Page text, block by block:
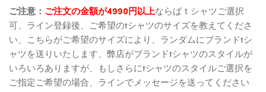
ご注意： ご注文の金額が4990円以上ならばｔシャツご選択
可、ライン登録後、ご希望のtシャツのサイズを教えてくださ
い、こちらがご希望のサイズにより、ランダムにブランドtシ
ャツを送りいたします、弊店がブランドtシャツのスタイルが
いろいろありますが、もしさらにtシャツのスタイルご選択を
ご指定ご希望の場合、ラインでメッセージを送ってください